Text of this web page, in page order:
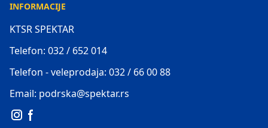
INFORMACIJE
KTSR SPEKTAR
Telefon: 032 / 652 014
Telefon - veleprodaja: 032 / 66 00 88
Email: podrska@spektar.rs